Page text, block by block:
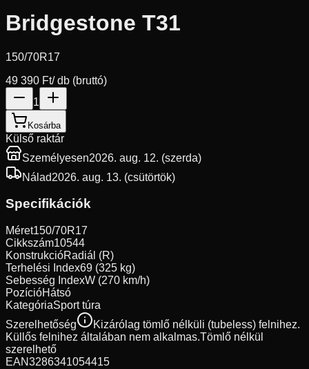
Bridgestone T31
150/70R17
49 390 Ft/ db (bruttó)
1
Kosárba
Külső raktár
Személyesen2026. aug. 12. (szerda)
Nálad2026. aug. 13. (csütörtök)
Specifikációk
Méret150/70R17
Cikkszám10544
KonstrukcióRadiál (R)
Terhelési Index69 (325 kg)
Sebesség IndexW (270 km/h)
PozícióHátsó
KategóriaSport túra
Szerelhetőség
Kizárólag tömlő nélküli (tubeless) felnihez.
Küllős felnihez általában nem alkalmas.Tömlő nélkül
szerelhető
EAN3286341054415